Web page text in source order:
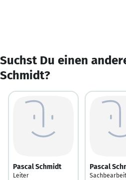
Suchst Du einen
Schmidt?
Pascal Schmidt
Leiter
Pascal